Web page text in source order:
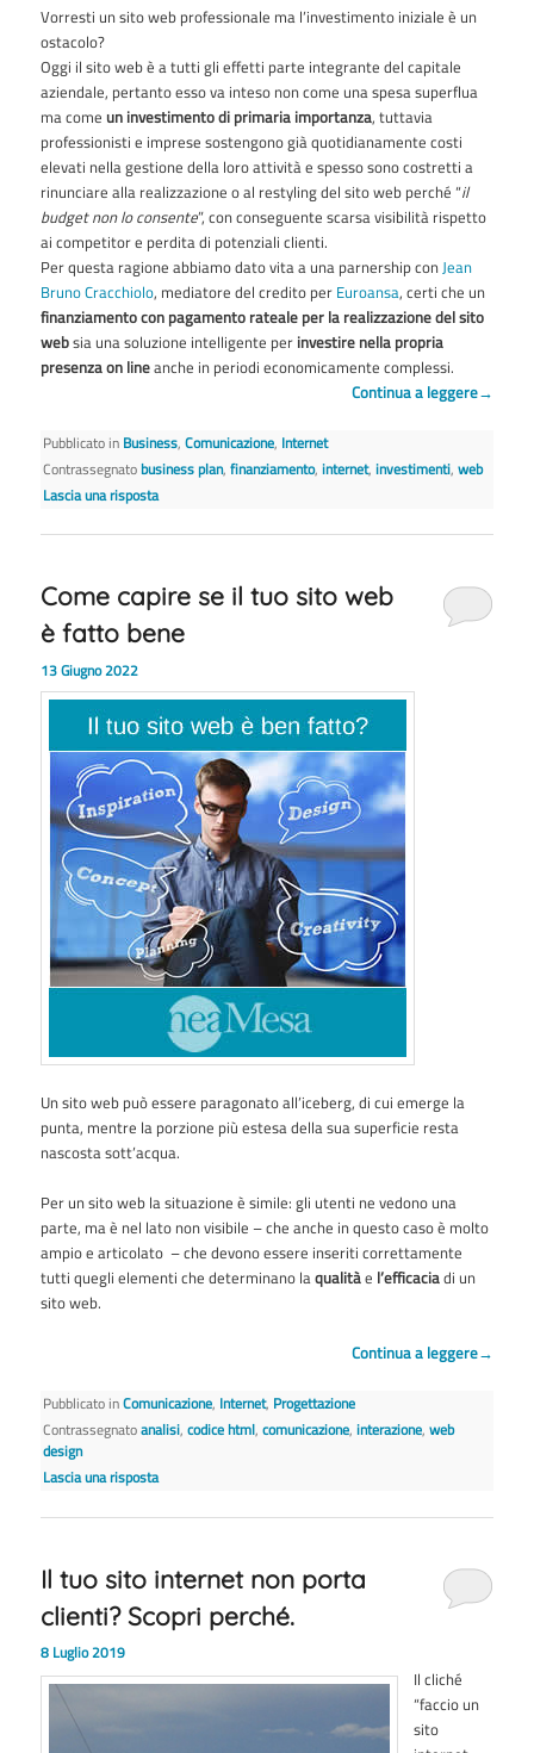
Vorresti un sito web professionale ma l’investimento iniziale è un
ostacolo?
Oggi il sito web è a tutti gli effetti parte integrante del capitale
aziendale, pertanto esso va inteso non come una spesa superflua
ma comeun investimento di primaria importanza, tuttavia
professionisti e imprese sostengono già quotidianamente costi
elevati nella gestione della loro attività e spesso sono costretti a
rinunciare alla realizzazione o al restyling del sito web perché “il
budget non lo consente”, con conseguente scarsa visibilità rispetto
ai competitor e perdita di potenziali clienti.
Per questa ragione abbiamo dato vita a una parnership conJean
Bruno Cracchiolo, mediatore del credito perEuroansa, certi che un
finanziamento con pagamento rateale per la realizzazione del sito
websia una soluzione intelligente perinvestire nella propria
presenza on lineanche in periodi economicamente complessi.
Continua a leggere→
Pubblicato inBusiness,Comunicazione, Internet
Contrassegnatobusiness plan,finanziamento,internet,investimenti,web
Lascia una risposta
Come capire se il tuo sito web
è fatto bene
13 Giugno 2022
Un sito web può essere paragonato all’iceberg, di cui emerge la
punta, mentre la porzione più estesa della sua superficie resta
nascosta sott’acqua.
Per un sito web la situazione è simile: gli utenti ne vedono una
parte, ma è nel lato non visibile – che anche in questo caso è molto
ampio e articolato – che devono essere inseriti correttamente
tutti quegli elementi che determinano laqualitàe l’efficaciadi un
sito web.
Continua a leggere→
Pubblicato inComunicazione, Internet, Progettazione
Contrassegnatoanalisi,codice html,comunicazione,interazione,web
design
Lascia una risposta
Il tuo sito internet non porta
clienti? Scopri perché.
8 Luglio 2019
Il cliché
“faccio un
sito